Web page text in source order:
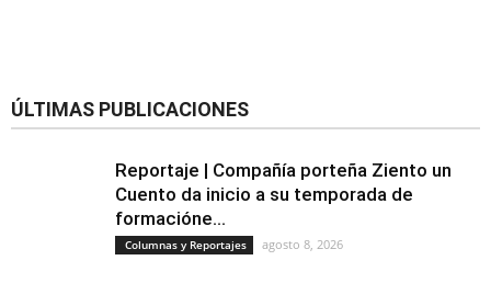
ÚLTIMAS PUBLICACIONES
Reportaje | Compañía porteña Ziento un
Cuento da inicio a su temporada de
formacióne...
Columnas y Reportajes agosto 8, 2026